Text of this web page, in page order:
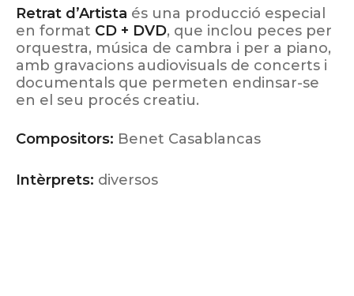
Retrat d’Artista és una producció especial
en format CD + DVD, que inclou peces per
orquestra, música de cambra i per a piano,
amb gravacions audiovisuals de concerts i
documentals que permeten endinsar-se
en el seu procés creatiu.
Compositors: Benet Casablancas
Intèrprets: diversos